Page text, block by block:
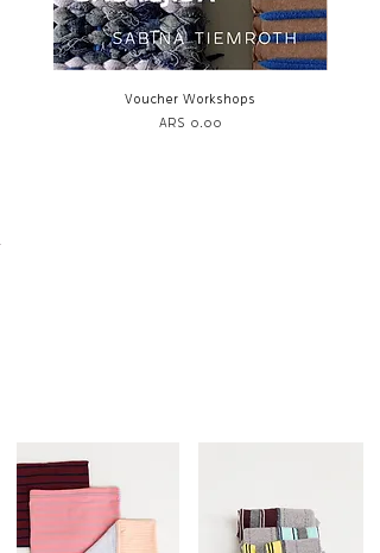
Voucher Workshops
Price
ARS 0.00